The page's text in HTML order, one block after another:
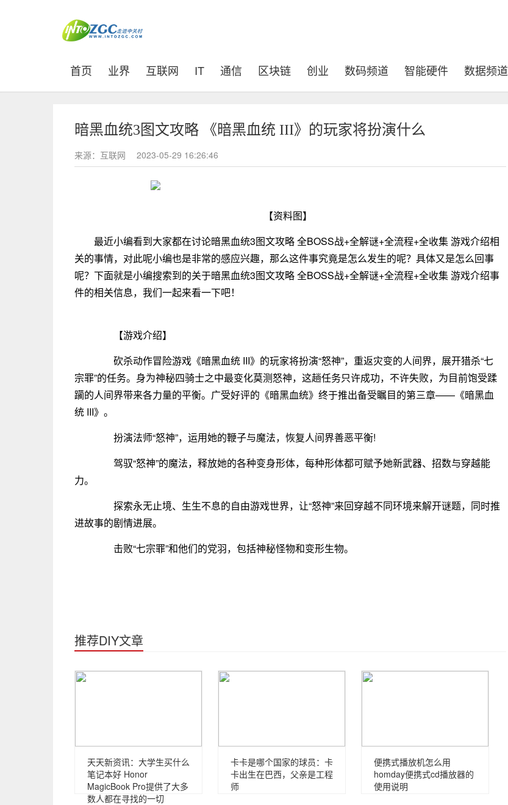
首页 (current)
业界 互联网 IT 通信 区块链 创业 数码频道 智能硬件 数据频道
暗黑血统3图文攻略 《暗黑血统 III》的玩家将扮演什么
来源：互联网 2023-05-29 16:26:46
【资料图】
最近小编看到大家都在讨论暗黑血统3图文攻略 全BOSS战+全解谜+全流程+全收集 游戏介绍相
关的事情，对此呢小编也是非常的感应兴趣，那么这件事究竟是怎么发生的呢？具体又是怎么回事
呢？下面就是小编搜索到的关于暗黑血统3图文攻略 全BOSS战+全解谜+全流程+全收集 游戏介绍事
件的相关信息，我们一起来看一下吧！
【游戏介绍】
砍杀动作冒险游戏《暗黑血统 III》的玩家将扮演“怒神”，重返灾变的人间界，展开猎杀“七
宗罪”的任务。身为神秘四骑士之中最变化莫测怒神，这趟任务只许成功，不许失败，为目前饱受蹂
躏的人间界带来各力量的平衡。广受好评的《暗黑血统》终于推出备受瞩目的第三章——《暗黑血
统 III》。
扮演法师“怒神”，运用她的鞭子与魔法，恢复人间界善恶平衡!
驾驭“怒神”的魔法，释放她的各种变身形体，每种形体都可赋予她新武器、招数与穿越能
力。
探索永无止境、生生不息的自由游戏世界，让“怒神”来回穿越不同环境来解开谜题，同时推
进故事的剧情进展。
击败“七宗罪”和他们的党羽，包括神秘怪物和变形生物。
推荐DIY文章
天天新资讯：大学生买什么
笔记本好 Honor
MagicBook Pro提供了大多
数人都在寻找的一切
卡卡是哪个国家的球员：卡
卡出生在巴西，父亲是工程
师
便携式播放机怎么用
homday便携式cd播放器的
使用说明